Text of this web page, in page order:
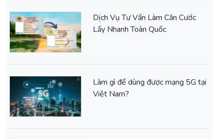
Dịch Vụ Tư Vấn Làm Căn Cước
Lấy Nhanh Toàn Quốc
Làm gì để dùng được mạng 5G tại
Việt Nam?